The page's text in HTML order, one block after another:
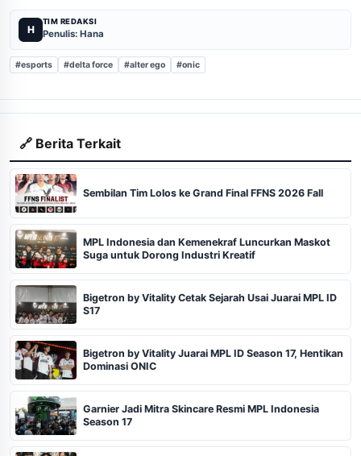
H
TIM REDAKSI
Penulis: Hana
#esports #delta force #alter ego #onic
🔗 Berita Terkait
Sembilan Tim Lolos ke Grand Final FFNS 2026 Fall
MPL Indonesia dan Kemenekraf Luncurkan Maskot
Suga untuk Dorong Industri Kreatif
Bigetron by Vitality Cetak Sejarah Usai Juarai MPL ID
S17
Bigetron by Vitality Juarai MPL ID Season 17, Hentikan
Dominasi ONIC
Garnier Jadi Mitra Skincare Resmi MPL Indonesia
Season 17